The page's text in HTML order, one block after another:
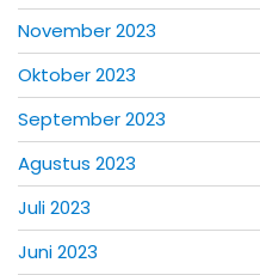
November 2023
Oktober 2023
September 2023
Agustus 2023
Juli 2023
Juni 2023